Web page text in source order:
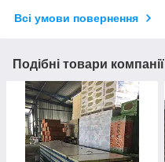
Всі умови повернення
Подібні товари компанії